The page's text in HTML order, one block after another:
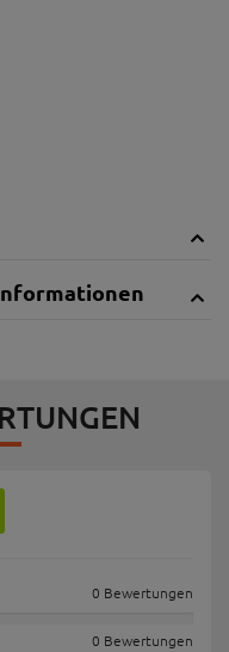
0 Bewertungen
0 Bewertungen